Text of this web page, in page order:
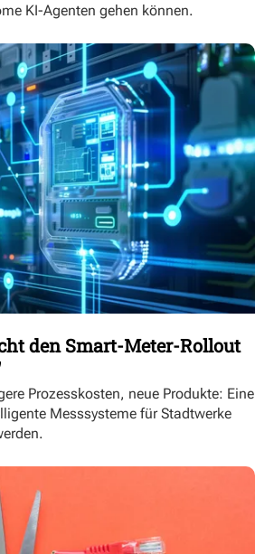
KI-Agenten gehen können.
den Smart-Meter-Rollout
Prozesskosten, neue Produkte: Eine
Messsysteme für Stadtwerke